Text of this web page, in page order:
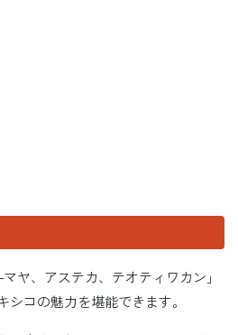
ヤ、アステカ、テオティワカン」
コの魅力を堪能できます。